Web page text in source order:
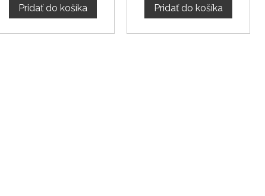
Pridať do košíka Pridať do košíka